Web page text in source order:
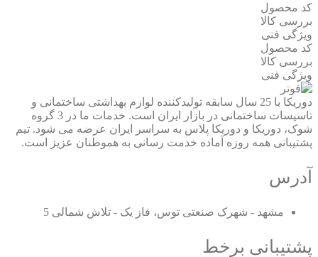
کد محصول
بررسی کالا
ویژگی فنی
کد محصول
بررسی کالا
ویژگی فنی
دوریکا با 25 سال سابقه تولیدکننده لوازم بهداشتی ساختمانی و
تاسیسات ساختمانی در بازار ایران است. خدمات ما در 3 گروه
شوک، دوریکا و دوریکا پلاس به سراسر ایران عرضه می شود. تیم
پشتیبانی همه روزه آماده خدمت رسانی به هموطنان عزیز است.
آدرس
مشهد - شهرک صنعتی توس، فاز یک - تلاش شمالی 5
پشتیبانی برخط